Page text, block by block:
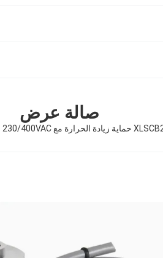
صالة عرض